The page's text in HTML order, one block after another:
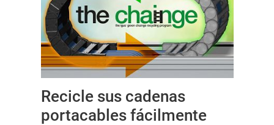
Recicle sus cadenas
portacables fácilmente